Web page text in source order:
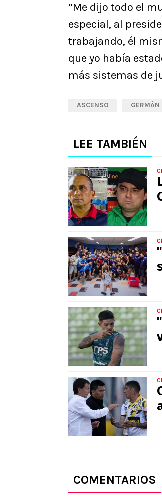
“Me dijo todo el
especial, al
trabajando, él
que yo había
más sistemas de
ASCENSO GERMÁN
LEE TAMBIÉN
COMENTARIOS